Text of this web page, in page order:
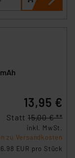
13,95 €
Statt 15,00 € **
inkl. MwSt.
zu Versandkosten
EUR pro Stück